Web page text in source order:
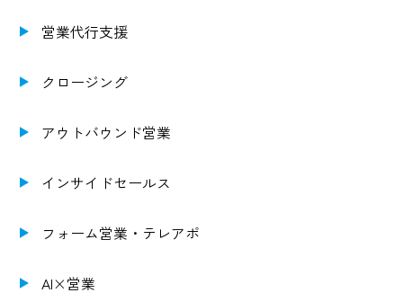
営業代行支援
クロージング
アウトバウンド営業
インサイドセールス
フォーム営業・テレアポ
AI×営業